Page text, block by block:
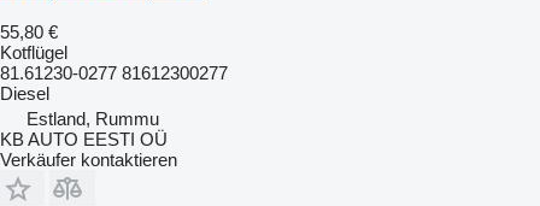
55,80 €
Kotflügel
81.61230-0277 81612300277
Diesel
Estland, Rummu
KB AUTO EESTI OÜ
Verkäufer kontaktieren